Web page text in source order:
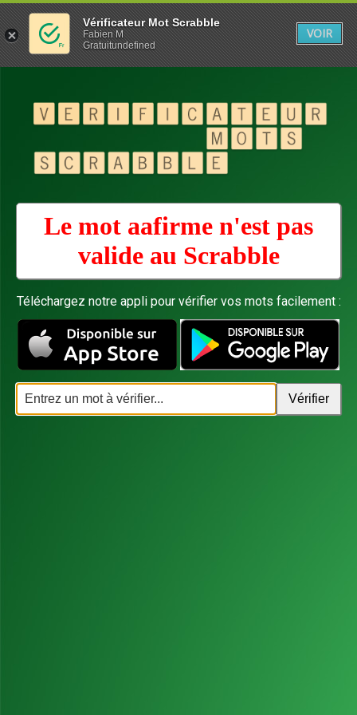
Le mot aafirme n'est pas
valide au Scrabble
Téléchargez notre appli pour vérifier vos mots facilement :
Vérificateur Mot Scrabble
Fabien M
Gratuitundefined
VOIR